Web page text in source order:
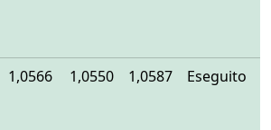
1,0566 1,0550 1,0587 Eseguito